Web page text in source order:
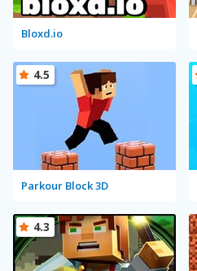
Bloxd.io
Parkour Block 3D
4.5
4.3